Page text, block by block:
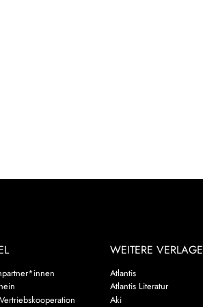
WEITERE VERLAGE
Atlantis
Atlantis Literatur
Aki